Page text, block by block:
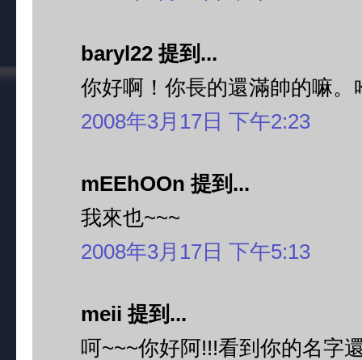
baryl22 提到...
你好啊！你長的還滿帥的嘛。
2008年3月17日 下午2:23
mEEhOOn 提到...
我來也~~~
2008年3月17日 下午5:13
meii 提到...
呵~~~你好阿!!!看到你的名字